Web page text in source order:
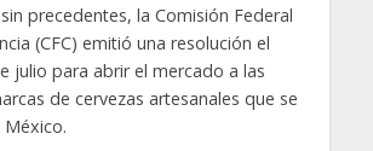
precedentes, la Comisión Federal
(CFC) emitió una resolución el
julio para abrir el mercado a las
de cervezas artesanales que se